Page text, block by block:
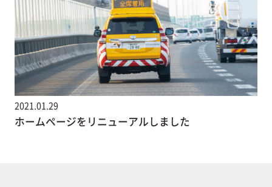
2021.01.29
ホームページをリニューアルしました